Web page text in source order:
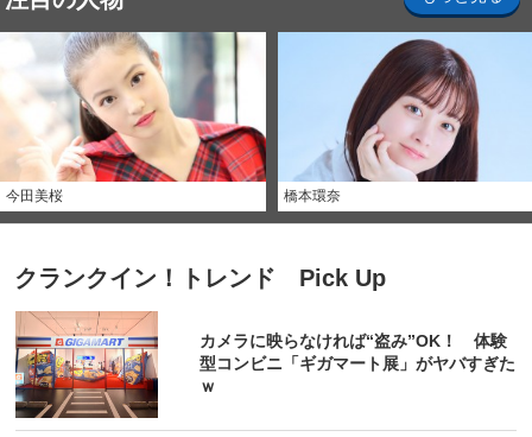
今田美桜 橋本環奈
クランクイン！トレンド Pick Up
カメラに映らなければ“盗み”OK！ 体験
型コンビニ「ギガマート展」がヤバすぎた
ｗ